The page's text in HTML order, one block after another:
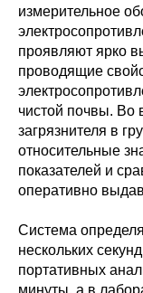
измерительное
проявляют ярко
проводящие
чистой почвы. Во
загрязнителя в
относительные
показателей и
оперативно
Система
нескольких
портативных
минуты, а в